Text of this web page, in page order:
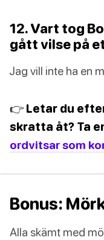
12. Vart tog
gått vilse på
Jag vill inte ha en
👉 Letar du
skratta åt? Ta
ordvitsar som
Bonus:
Alla skämt med